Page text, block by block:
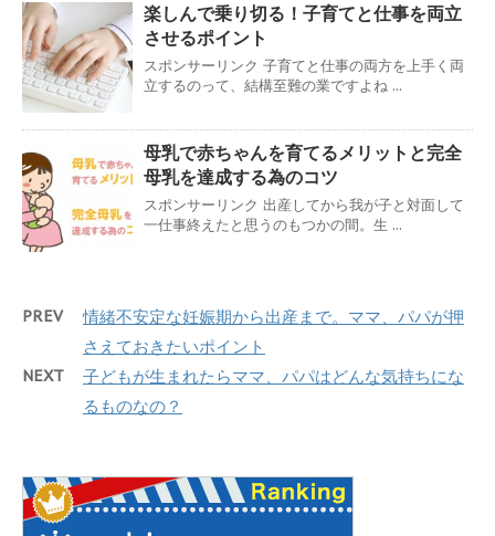
楽しんで乗り切る！子育てと仕事を両立
させるポイント
スポンサーリンク 子育てと仕事の両方を上手く両
立するのって、結構至難の業ですよね ...
母乳で赤ちゃんを育てるメリットと完全
母乳を達成する為のコツ
スポンサーリンク 出産してから我が子と対面して
一仕事終えたと思うのもつかの間。生 ...
PREV
情緒不安定な妊娠期から出産まで。ママ、パパが押
さえておきたいポイント
NEXT
子どもが生まれたらママ、パパはどんな気持ちにな
るものなの？